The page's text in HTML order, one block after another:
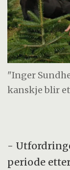
"Inger
kanskje blir
-
periode